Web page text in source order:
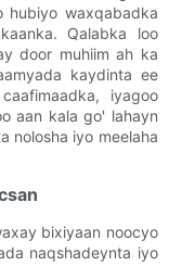
hubiyo waxqabadka
Qalabka loo
door muhiim ah ka
kaydinta ee
iyagoo
aan kala go' lahayn
nolosha iyo meelaha
bixiyaan noocyo
naqshadeynta iyo